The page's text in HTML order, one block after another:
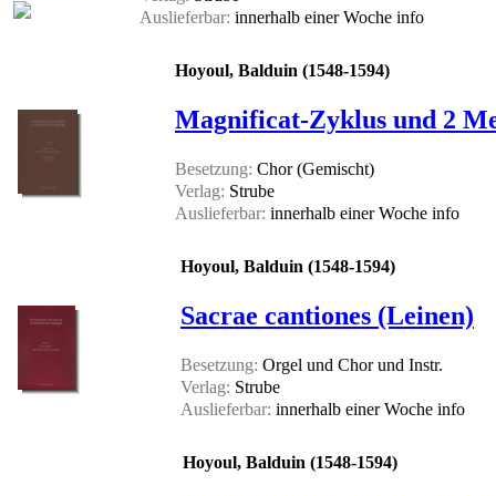
Auslieferbar: innerhalb einer Woche info
Hoyoul, Balduin (1548-1594)
Magnificat-Zyklus und 2
Besetzung: Chor (Gemischt)
Verlag: Strube
Auslieferbar: innerhalb einer Woche info
Hoyoul, Balduin (1548-1594)
Sacrae cantiones (Leinen)
Besetzung: Orgel und Chor und Instr.
Verlag: Strube
Auslieferbar: innerhalb einer Woche info
Hoyoul, Balduin (1548-1594)